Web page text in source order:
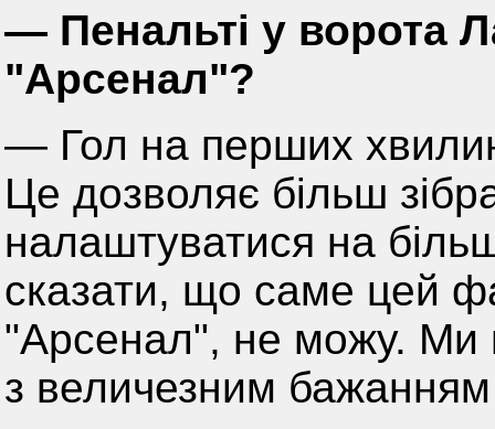
— Пенальті у ворота
"Арсенал"?
— Гол на перших
Це дозволяє більш
налаштуватися на
сказати, що саме цей
"Арсенал", не можу. Ми
з величезним бажанням